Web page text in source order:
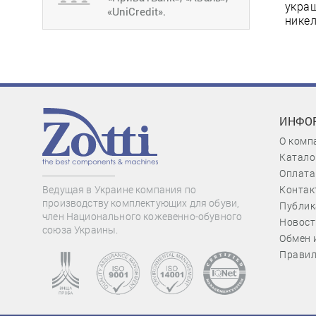
«UniCredit».
Ведущая в Украине компания по
производству комплектующих для обуви,
член Национального кожевенно-обувного
союза Украины.
О
Обмен